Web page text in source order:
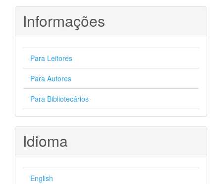
Informações
Para Leitores
Para Autores
Para Bibliotecários
Idioma
English